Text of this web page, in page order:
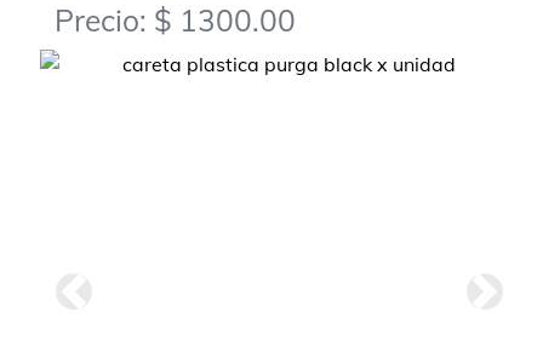
Precio: $ 1300.00